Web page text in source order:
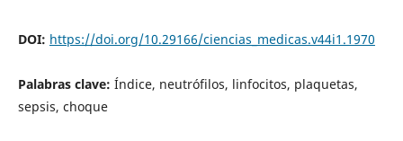
DOI: https://doi.org/10.29166/ciencias_medicas.v44i1.1970
Palabras clave: Índice, neutrófilos, linfocitos, plaquetas,
sepsis, choque